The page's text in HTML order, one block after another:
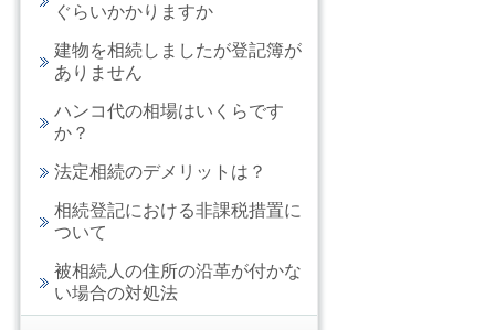
ぐらいかかりますか
建物を相続しましたが登記簿が
ありません
ハンコ代の相場はいくらです
か？
法定相続のデメリットは？
相続登記における非課税措置に
ついて
被相続人の住所の沿革が付かな
い場合の対処法